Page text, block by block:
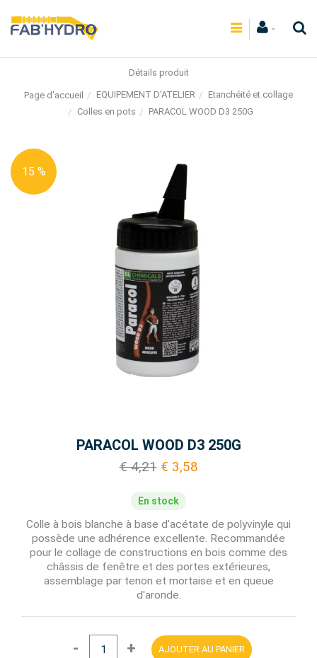
Détails produit
Page d'accueil EQUIPEMENT D'ATELIER
Etanchéité et collage
Colles en pots
PARACOL WOOD D3 250G
15 %
PARACOL WOOD D3 250G
€ 4,21 € 3,58
En stock
Colle à bois blanche à base d'acétate de polyvinyle qui
possède une adhérence excellente. Recommandée
pour le collage de constructions en bois comme des
châssis de fenêtre et des portes extérieures,
assemblage par tenon et mortaise et en queue
d'aronde.
- + AJOUTER AU PANIER